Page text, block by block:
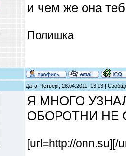
и чем же она
Полишка
Дата: Четверг, 28.04.2011, 13:13 |
Я МНОГО
ОБОРОТНИ НЕ
[url=http://onn.su][/